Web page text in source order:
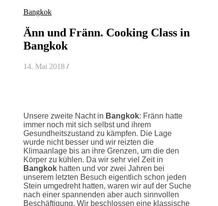
Bangkok
Änn und Fränn. Cooking Class in
Bangkok
14. Mai 2018 /
Unsere zweite Nacht in Bangkok: Fränn hatte
immer noch mit sich selbst und ihrem
Gesundheitszustand zu kämpfen. Die Lage
wurde nicht besser und wir reizten die
Klimaanlage bis an ihre Grenzen, um die den
Körper zu kühlen. Da wir sehr viel Zeit in
Bangkok hatten und vor zwei Jahren bei
unserem letzten Besuch eigentlich schon jeden
Stein umgedreht hatten, waren wir auf der Suche
nach einer spannenden aber auch sinnvollen
Beschäftigung. Wir beschlossen eine klassische